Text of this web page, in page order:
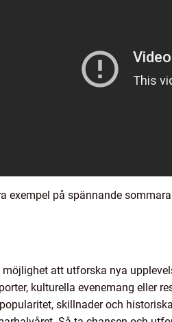
exempel på spännande
att utforska nya
kulturella evenemang eller
skillnader och